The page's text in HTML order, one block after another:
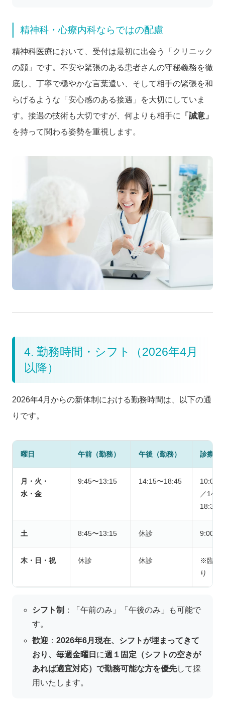
精神科・心療内科ならではの配慮
精神科医療において、受付は最初に出会う「クリニック
の顔」です。不安や緊張のある患者さんの守秘義務を徹
底し、丁寧で穏やかな言葉遣い、そして相手の緊張を和
らげるような「安心感のある接遇」を大切にしていま
す。接遇の技術も大切ですが、何よりも相手に
「誠意」
を持って関わる姿勢を重視します。
4. 勤務時間・シフト（2026年4月
以降）
2026年4月からの新体制における勤務時間は、以下の通
りです。
曜日 午前（勤務） 午後（勤務） 診療時
月・火・
水・金
9:45〜13:15 14:15〜18:45
10:00
／
18:30
土 8:45〜13:15 休診 9:00〜
木・日・祝 休診 休診
※臨時
り
シフト制 ：「午前のみ」「午後のみ」も可能で
す。
歓迎 ： 2026年6月現在、シフトが埋まってきて
おり、毎週金曜日 に週１固定（シフトの空きが
あれば適宜対応）で勤務可能な方を優先して採
用いたします。